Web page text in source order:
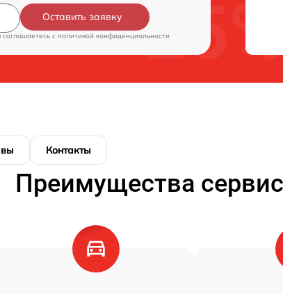
Оставить заявку
c политикой конфиденциальности
Контакты
Преимущества